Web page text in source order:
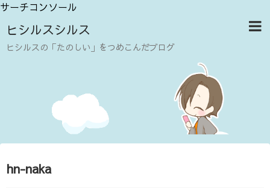
サーチコンソール
ヒシルスシルス
ヒシルスの「たのしい」をつめこんだブログ
hn-naka